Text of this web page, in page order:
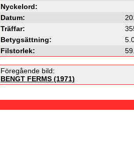
Nyckelord:
Datum:
Träffar:
Betygsättning:
Filstorlek:
Föregående bild:
BENGT FERMS (1971)